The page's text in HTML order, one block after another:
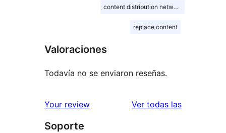
content distribution network
replace content
Valoraciones
Todavía no se enviaron reseñas.
Your review Ver todas lasreseñas
Soporte